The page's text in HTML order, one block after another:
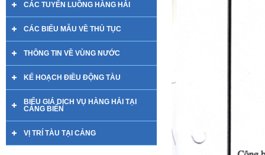
CÁC TUYẾN LUỒNG HÀNG HẢI
CÁC BIỂU MẪU VỀ THỦ TỤC
THÔNG TIN VỀ VÙNG NƯỚC
KẾ HOẠCH ĐIỀU ĐỘNG TÀU
BIỂU GIÁ DỊCH VỤ HÀNG HẢI TẠI
CẢNG BIỂN
VỊ TRÍ TÀU TẠI CẢNG